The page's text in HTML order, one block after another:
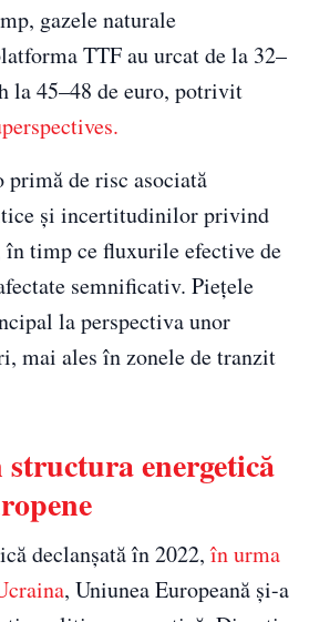
gazele naturale
TTF au urcat de la 32–
la 45–48 de euro, potrivit
primă de risc asociată
și incertitudinilor privind
în timp ce fluxurile efective de
semnificativ. Piețele
la perspectiva unor
mai ales în zonele de tranzit
energetică
declanșată în 2022,în urma
, Uniunea Europeană și-a